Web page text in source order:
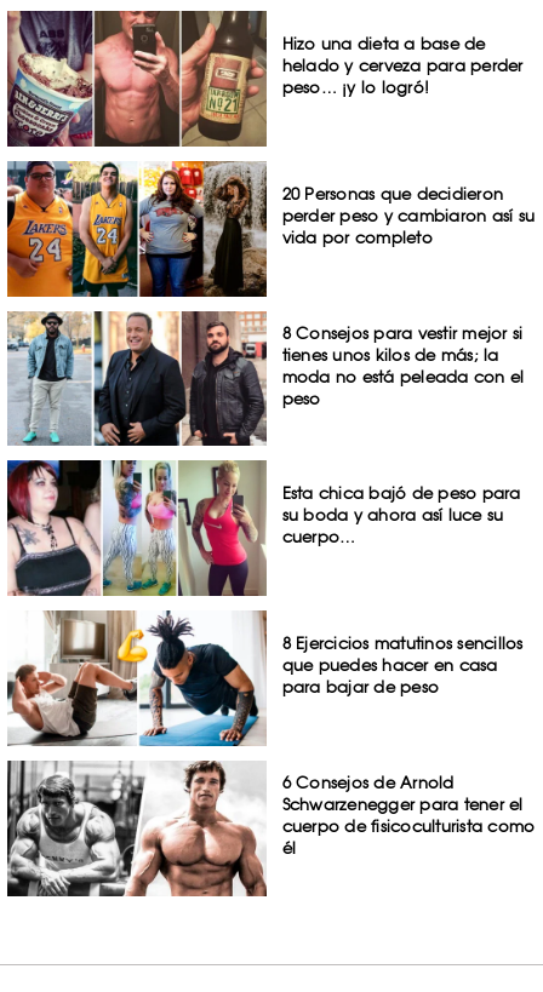
Hizo una dieta a base de
helado y cerveza para perder
peso… ¡y lo logró!
20 Personas que decidieron
perder peso y cambiaron así su
vida por completo
8 Consejos para vestir mejor si
tienes unos kilos de más; la
moda no está peleada con el
peso
Esta chica bajó de peso para
su boda y ahora así luce su
cuerpo…
8 Ejercicios matutinos sencillos
que puedes hacer en casa
para bajar de peso
6 Consejos de Arnold
Schwarzenegger para tener el
cuerpo de fisicoculturista como
él